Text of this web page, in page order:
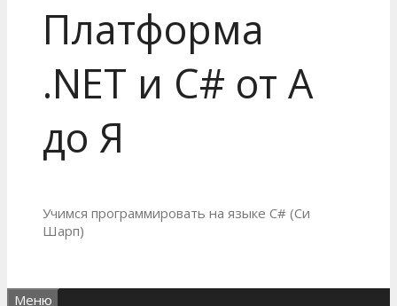
Платформа
.NET и C# от А
до Я
Учимся программировать на языке C# (Си
Шарп)
Меню